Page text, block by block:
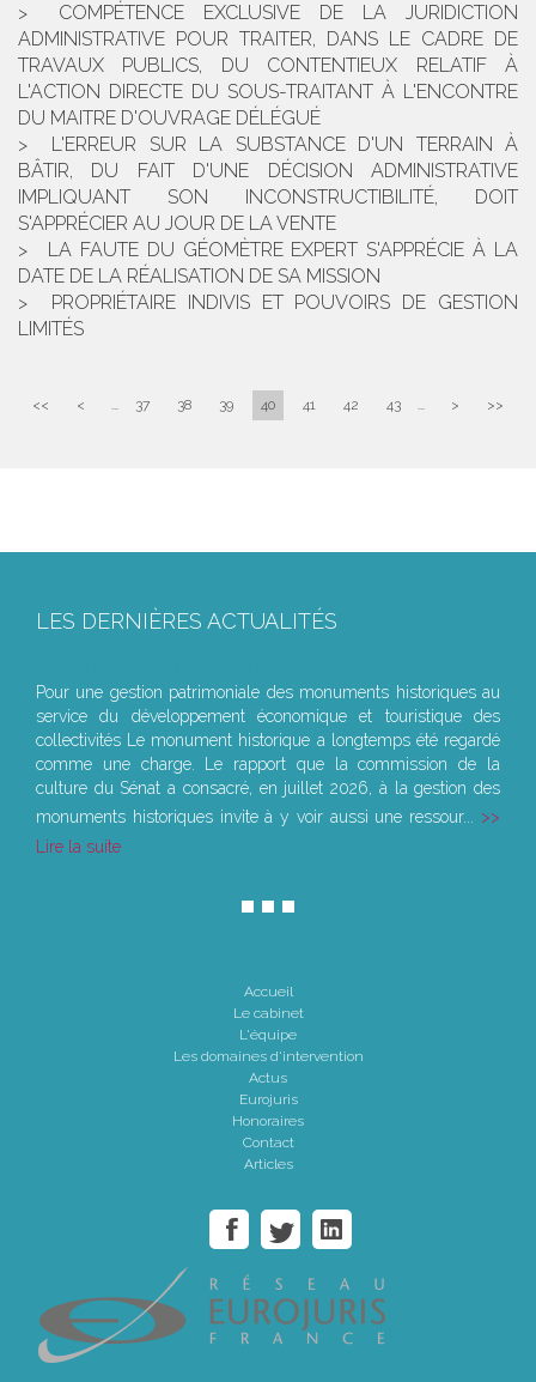
COMPÉTENCE EXCLUSIVE DE LA JURIDICTION
ADMINISTRATIVE POUR TRAITER, DANS LE CADRE DE
TRAVAUX PUBLICS, DU CONTENTIEUX RELATIF À
L'ACTION DIRECTE DU SOUS-TRAITANT À L'ENCONTRE
DU MAITRE D'OUVRAGE DÉLÉGUÉ
L'ERREUR SUR LA SUBSTANCE D'UN TERRAIN À
BÂTIR, DU FAIT D'UNE DÉCISION ADMINISTRATIVE
IMPLIQUANT SON INCONSTRUCTIBILITÉ, DOIT
S'APPRÉCIER AU JOUR DE LA VENTE
LA FAUTE DU GÉOMÈTRE EXPERT S'APPRÉCIE À LA
DATE DE LA RÉALISATION DE SA MISSION
PROPRIÉTAIRE INDIVIS ET POUVOIRS DE GESTION
LIMITÉS
<< < ... 37 38 39 40 41 42 43 ... > >>
LES DERNIÈRES ACTUALITÉS
Pour une gestion patrimoniale des monuments historiques au
service du développement économique et touristique des
collectivités Le monument historique a longtemps été regardé
comme une charge. Le rapport que la commission de la
culture du Sénat a consacré, en juillet 2026, à la gestion des
monuments historiques invite à y voir aussi une ressour...
Lire la suite
Accueil
Le cabinet
L'équipe
Les domaines d'intervention
Actus
Eurojuris
Honoraires
Contact
Articles